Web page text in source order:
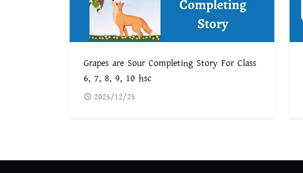
Grapes are Sour Completing Story For Class
6, 7, 8, 9, 10 hsc
2025/12/25